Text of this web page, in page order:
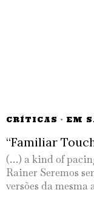
CRÍTICAS · EM
“Familiar
(…) a kind of
Rainer Seremos
versões da mesma